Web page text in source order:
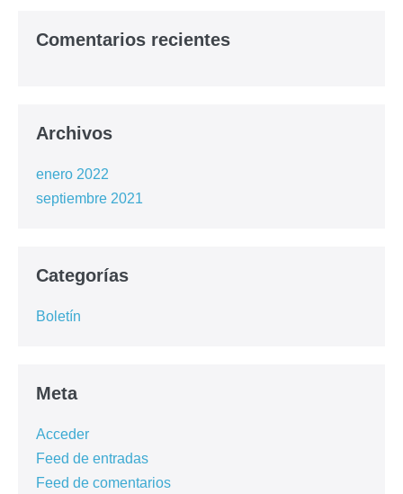
Comentarios recientes
Archivos
enero 2022
septiembre 2021
Categorías
Boletín
Meta
Acceder
Feed de entradas
Feed de comentarios